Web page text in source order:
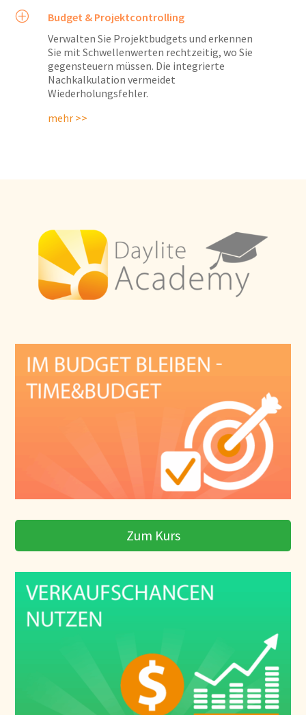
P
Budget & Projektcontrolling
Verwalten Sie Projektbudgets und erkennen
Sie mit Schwellenwerten rechtzeitig, wo Sie
gegensteuern müssen. Die integrierte
Nachkalkulation vermeidet
Wiederholungsfehler.
mehr >>
Zum Kurs